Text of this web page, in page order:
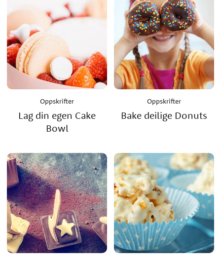
Oppskrifter
Lag din egen Cake
Bowl
Oppskrifter
Bake deilige Donuts